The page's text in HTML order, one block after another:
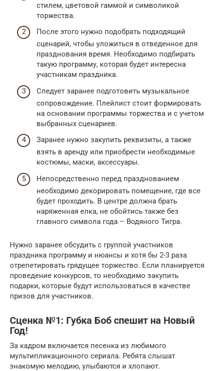
стилем, цветовой гаммой и символикой
торжества.
После этого нужно подобрать подходящий
сценарий, чтобы уложиться в отведенное для
празднования время. Необходимо подбирать
такую программу, которая будет интересна
участникам праздника.
Следует заранее подготовить музыкальное
сопровождение. Плейлист стоит формировать
на основании программы торжества и с учетом
выбранных сценариев.
Заранее нужно закупить реквизиты, а также
взять в аренду или приобрести необходимые
костюмы, маски, аксессуары.
Непосредственно перед празднованием
необходимо декорировать помещение, где все
будет проходить. В центре должна брать
наряженная елка, не обойтись также без
главного символа года – Водяного Тигра.
Нужно заранее обсудить с группой участников
праздника программу и нюансы и хотя бы 2-3 раза
отрепетировать грядущее торжество. Если планируется
проведение конкурсов, то необходимо закупить
подарки, которые будут использоваться в качестве
призов для участников.
Сценка №1: Губка Боб спешит на Новый
Год!
За кадром включается песенка из любимого
мультипликационного сериала. Ребята слышат
знакомую мелодию, улыбаются и хлопают.